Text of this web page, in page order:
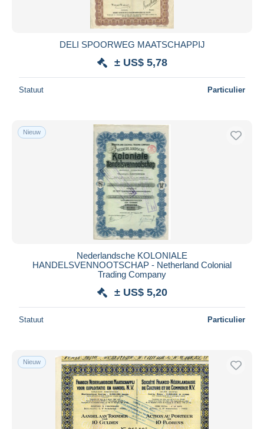
DELI SPOORWEG MAATSCHAPPIJ
± US$ 5,78
Statuut Particulier
Nieuw
Nederlandsche KOLONIALE
HANDELSVENNOOTSCHAP - Netherland Colonial
Trading Company
± US$ 5,20
Statuut Particulier
Nieuw